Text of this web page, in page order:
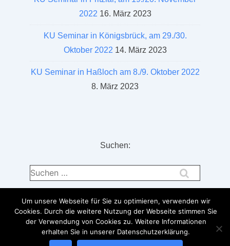
2022 16. März 2023
KU Seminar in Königsbrück, am 29./30.
Oktober 2022 14. März 2023
KU Seminar in Haßloch am 8./9. Oktober 2022
8. März 2023
Suchen:
Copyright © 2026 | Präsentiert vonResponsive-Theme
Um unsere Webseite für Sie zu optimieren, verwenden wir
Cookies. Durch die weitere Nutzung der Webseite stimmen Sie
der Verwendung von Cookies zu. Weitere Informationen
erhalten Sie in unserer Datenschutzerklärung.